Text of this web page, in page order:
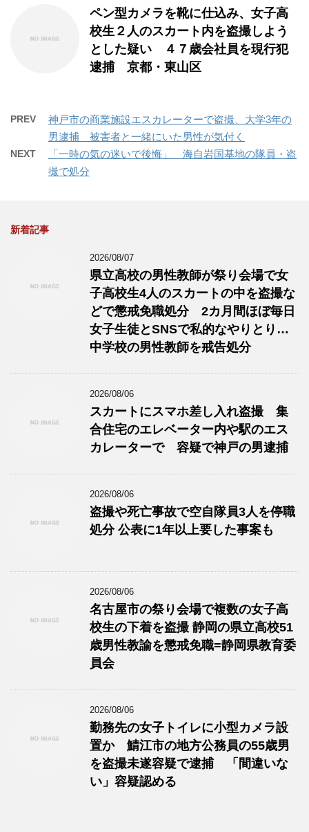
ペン型カメラを靴に仕込み、女子高
校生２人のスカート内を盗撮しよう
とした疑い ４７歳会社員を現行犯
逮捕 京都・東山区
PREV
神戸市の商業施設エスカレーターで盗撮、大学3年の
男逮捕 被害者と一緒にいた男性が気付く
NEXT
「一時の気の迷いで後悔」 海自岩国基地の隊員・盗
撮で処分
新着記事
2026/08/07
県立高校の男性教師が祭り会場で女
子高校生4人のスカートの中を盗撮な
どで懲戒免職処分 2カ月間ほぼ毎日
女子生徒とSNSで私的なやりとり…
中学校の男性教師を戒告処分
2026/08/06
スカートにスマホ差し入れ盗撮 集
合住宅のエレベーター内や駅のエス
カレーターで 容疑で神戸の男逮捕
2026/08/06
盗撮や死亡事故で空自隊員3人を停職
処分 公表に1年以上要した事案も
2026/08/06
名古屋市の祭り会場で複数の女子高
校生の下着を盗撮 静岡の県立高校51
歳男性教諭を懲戒免職=静岡県教育委
員会
2026/08/06
勤務先の女子トイレに小型カメラ設
置か 鯖江市の地方公務員の55歳男
を盗撮未遂容疑で逮捕 「間違いな
い」容疑認める